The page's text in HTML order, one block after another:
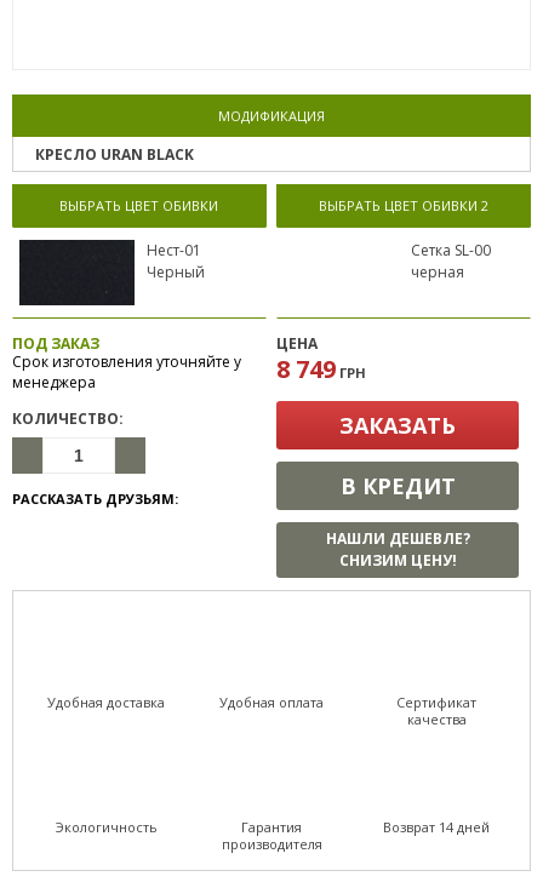
МОДИФИКАЦИЯ
КРЕСЛО URAN BLACK
ВЫБРАТЬ ЦВЕТ ОБИВКИ
Нест-01
Черный
ВЫБРАТЬ ЦВЕТ ОБИВКИ 2
Сетка SL-00
черная
ПОД ЗАКАЗ
Срок изготовления уточняйте у
менеджера
КОЛИЧЕСТВО:
РАССКАЗАТЬ ДРУЗЬЯМ:
ЦЕНА
8 749 ГРН
ЗАКАЗАТЬ
В КРЕДИТ
НАШЛИ ДЕШЕВЛЕ?
СНИЗИМ ЦЕНУ!
Удобная доставка Удобная оплата
Сертификат
качества
Экологичность
Гарантия
производителя
Возврат 14 дней